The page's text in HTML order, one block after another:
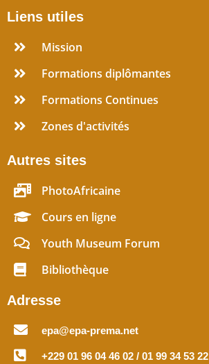
Liens utiles
Mission
Formations diplômantes
Formations Continues
Zones d'activités
Autres sites
PhotoAfricaine
Cours en ligne
Youth Museum Forum
Bibliothèque
Adresse
epa@epa-prema.net
+229 01 96 04 46 02 / 01 99 34 53 22